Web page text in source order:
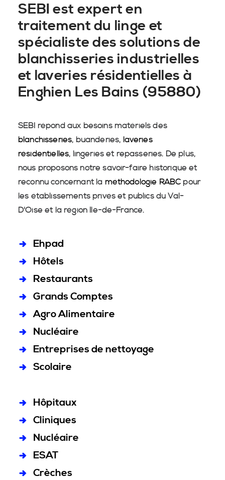
SEBI est expert en
traitement du linge et
spécialiste des solutions de
blanchisseries industrielles
et laveries résidentielles à
Enghien Les Bains (95880)
SEBI répond aux besoins matériels des
blanchisseries, buanderies, laveries
résidentielles, lingeries et repasseries. De plus,
nous proposons notre savoir-faire historique et
reconnu concernant la méthodologie RABC pour
les établissements privés et publics du Val-
D'Oise et la région Île-de-France.
Ehpad
Hôtels
Restaurants
Grands Comptes
Agro Alimentaire
Nucléaire
Entreprises de nettoyage
Scolaire
Hôpitaux
Cliniques
Nucléaire
ESAT
Crèches